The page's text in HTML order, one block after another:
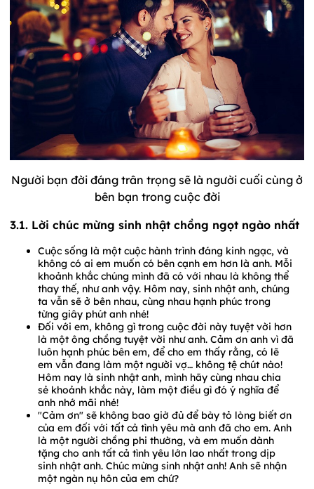
Người bạn đời đáng trân trọng sẽ là người cuối cùng ở
bên bạn trong cuộc đời
3.1. Lời chúc mừng sinh nhật chồng ngọt ngào nhất
Cuộc sống là một cuộc hành trình đáng kinh ngạc, và
không có ai em muốn có bên cạnh em hơn là anh. Mỗi
khoảnh khắc chúng mình đã có với nhau là không thể
thay thế, như anh vậy. Hôm nay, sinh nhật anh, chúng
ta vẫn sẽ ở bên nhau, cùng nhau hạnh phúc trong
từng giây phút anh nhé!
Đối với em, không gì trong cuộc đời này tuyệt vời hơn
là một ông chồng tuyệt vời như anh. Cảm ơn anh vì đã
luôn hạnh phúc bên em, để cho em thấy rằng, có lẽ
em vẫn đang làm một người vợ… không tệ chút nào!
Hôm nay là sinh nhật anh, mình hãy cùng nhau chia
sẻ khoảnh khắc này, làm một điều gì đó ý nghĩa để
anh nhớ mãi nhé!
"Cảm ơn" sẽ không bao giờ đủ để bày tỏ lòng biết ơn
của em đối với tất cả tình yêu mà anh đã cho em. Anh
là một người chồng phi thường, và em muốn dành
tặng cho anh tất cả tình yêu lớn lao nhất trong dịp
sinh nhật anh. Chúc mừng sinh nhật anh! Anh sẽ nhận
một ngàn nụ hôn của em chứ?